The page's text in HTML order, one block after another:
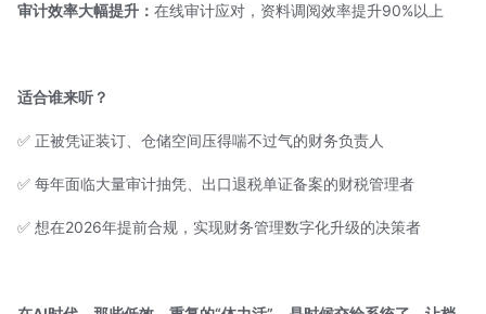
审计效率大幅提升： 在线审计应对，资料调阅效率提升90%以上
适合谁来听？
✅ 正被凭证装订、仓储空间压得喘不过气的财务负责人
✅ 每年面临大量审计抽凭、出口退税单证备案的财税管理者
✅ 想在2026年提前合规，实现财务管理数字化升级的决策者